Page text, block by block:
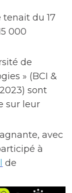
tenait du 17
000
de
» (BCI &
sont
sur leur
avec
à
de